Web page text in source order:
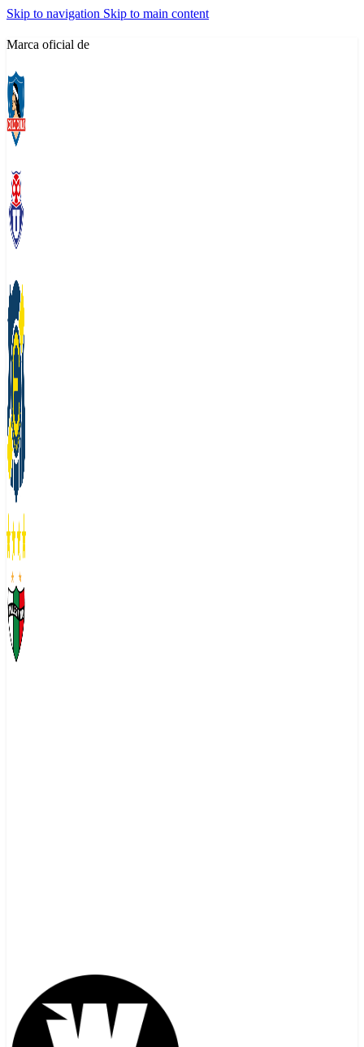
Skip to navigation Skip to main content
Marca oficial de